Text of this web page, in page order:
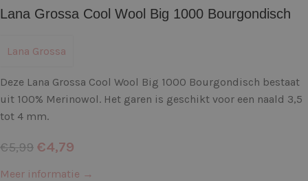
Lana Grossa Cool Wool Big 1000 Bourgondisch
Lana Grossa
Deze Lana Grossa Cool Wool Big 1000 Bourgondisch bestaat
uit 100% Merinowol. Het garen is geschikt voor een naald 3,5
tot 4 mm.
€5,99 €4,79
Meer informatie →